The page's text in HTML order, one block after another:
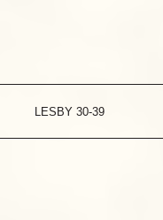
LESBY 30-39